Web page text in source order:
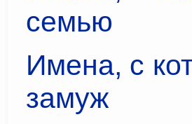
семью
Имена, с
замуж